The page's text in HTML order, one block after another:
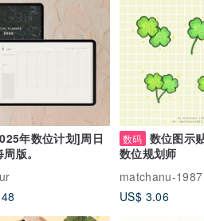
年数​​位计划]周日
版。
数码 数位图示
数位规划师
matchanu-1987
US$ 3.06